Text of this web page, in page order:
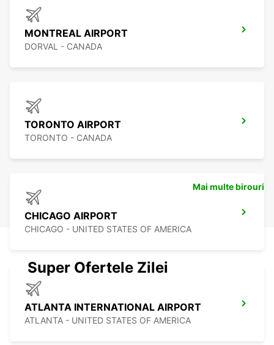
MONTREAL AIRPORT
DORVAL - CANADA
TORONTO AIRPORT
TORONTO - CANADA
CHICAGO AIRPORT
CHICAGO - UNITED STATES OF AMERICA
ATLANTA INTERNATIONAL AIRPORT
ATLANTA - UNITED STATES OF AMERICA
Mai multe birouri
Super Ofertele Zilei